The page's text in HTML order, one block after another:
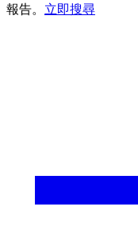
報告。 立即搜尋